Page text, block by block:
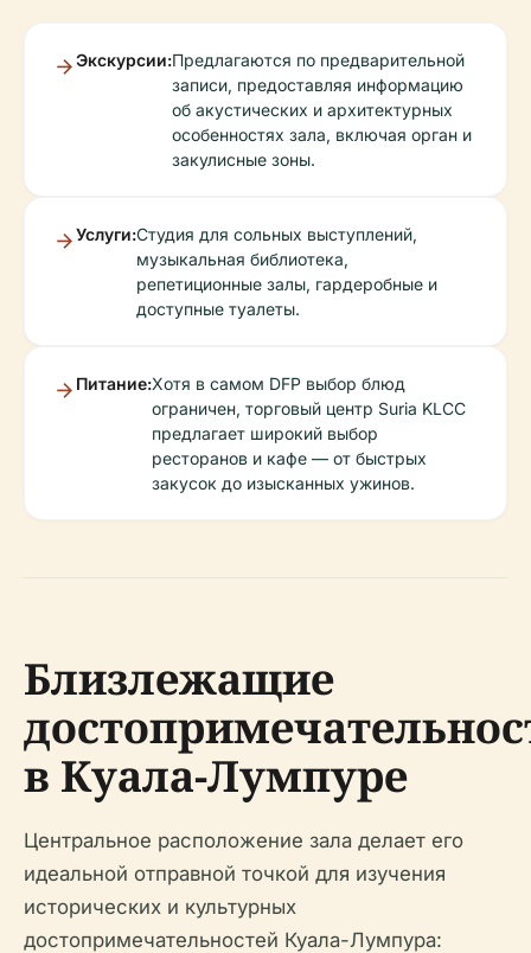
Экскурсии:Предлагаются по предварительной
записи, предоставляя информацию
об акустических и архитектурных
особенностях зала, включая орган и
закулисные зоны.
Услуги:Студия для сольных выступлений,
музыкальная библиотека,
репетиционные залы, гардеробные и
доступные туалеты.
Питание:Хотя в самом DFP выбор блюд
ограничен, торговый центр Suria KLCC
предлагает широкий выбор
ресторанов и кафе — от быстрых
закусок до изысканных ужинов.
Близлежащие
в Куала-Лумпуре
Центральное расположение зала делает его
идеальной отправной точкой для изучения
исторических и культурных
достопримечательностей Куала-Лумпура: